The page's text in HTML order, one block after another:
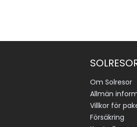
Om Solresor
Allmän
Villkor för
Försäkring